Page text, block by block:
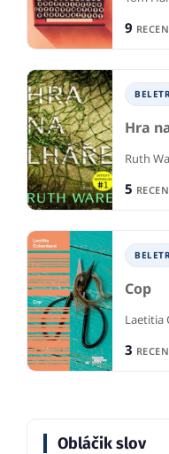
BELETRIA
pôrodníčky
Robotham
RECENCIA
Z4KNÍHKUPECTIEV
9
Hra
Ruth
5
Cop
Laetitia
3
Obláčik slov